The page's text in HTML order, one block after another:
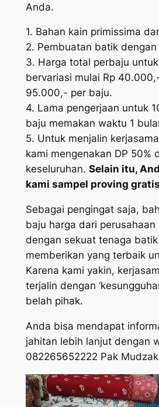
Anda.
1. Bahan kain primissima
2. Pembuatan batik
3. Harga total perbaju
bervariasi mulai Rp
95.000,- per baju.
4. Lama pengerjaan untuk
baju memakan waktu 1
5. Untuk menjalin
kami mengenakan DP 50%
keseluruhan. Selain itu,
kami sampel proving
Sebagai pengingat saja,
baju harga dari perusahaan
dengan sekuat tenaga
memberikan yang terbaik
Karena kami yakin,
terjalin dengan
belah pihak.
Anda bisa mendapat
jahitan lebih lanjut dengan
082265652222 Pak